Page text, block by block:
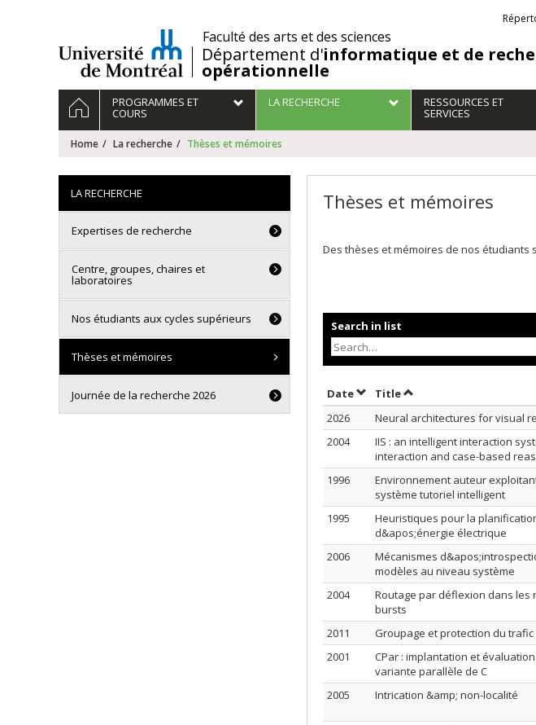
/Faculté des arts et des sciences
Département d'informatique et de
opérationnelle
Liens
Navigation
principale
HOMEPROGRAMMES ET
COURS
LA RECHERCHE RESSOURCES ET
SERVICES
Home La recherche Thèses et mémoires
Thèses et mémoires
Des thèses et mémoires de nos
Search in list
DateSort by date in descending order
TitleSort by title in
2026
Neural architectures for visual
2004
IIS : an intelligent interaction
interaction and case-based
1996
Environnement auteur
système tutoriel intelligent
1995
Heuristiques pour la
d&apos;énergie électrique
2006
Mécanismes
modèles au niveau système
2004
Routage par déflexion dans les
bursts
2011 Groupage et protection du
2001
CPar : implantation et
variante parallèle de C
2005
Intrication &amp; non-localité
LA RECHERCHE
Expertises de recherche
Centre, groupes, chaires et
laboratoires
Nos étudiants aux cycles supérieurs
Thèses et mémoires
Journée de la recherche 2026